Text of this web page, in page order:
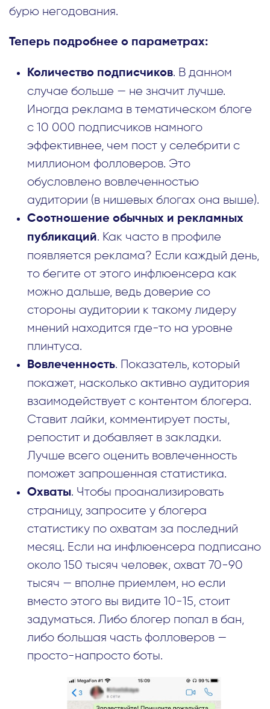
бурю негодования.
Теперь подробнее о параметрах:
Количество подписчиков. В данном
случае больше — не значит лучше.
Иногда реклама в тематическом блоге
с 10 000 подписчиков намного
эффективнее, чем пост у селебрити с
миллионом фолловеров. Это
обусловлено вовлеченностью
аудитории (в нишевых блогах она выше).
Соотношение обычных и рекламных
публикаций. Как часто в профиле
появляется реклама? Если каждый день,
то бегите от этого инфлюенсера как
можно дальше, ведь доверие со
стороны аудитории к такому лидеру
мнений находится где-то на уровне
плинтуса.
Вовлеченность. Показатель, который
покажет, насколько активно аудитория
взаимодействует с контентом блогера.
Ставит лайки, комментирует посты,
репостит и добавляет в закладки.
Лучше всего оценить вовлеченность
поможет запрошенная статистика.
Охваты. Чтобы проанализировать
страницу, запросите у блогера
статистику по охватам за последний
месяц. Если на инфлюенсера подписано
около 150 тысяч человек, охват 70-90
тысяч — вполне приемлем, но если
вместо этого вы видите 10-15, стоит
задуматься. Либо блогер попал в бан,
либо большая часть фолловеров —
просто-напросто боты.